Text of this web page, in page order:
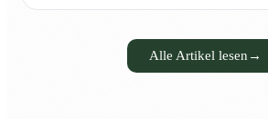
Alle Artikel lesen →